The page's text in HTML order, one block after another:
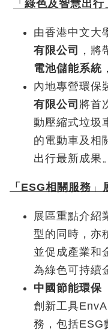
「 綠色及智慧出行
由香港中文大
有限公司
，
電池儲能系統
內地專營環保
有限公司 將首
動壓縮式垃圾
的電動車及相
出行最新成果。
「ESG相關服務 」
展區重點介紹
型的同時，亦
並促成產業和
為綠色可持續
中國節能環保
創新工具
務，包括ESG